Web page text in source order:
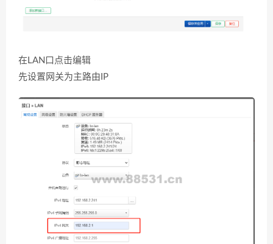
在LAN口点击编辑
先设置网关为主路由IP